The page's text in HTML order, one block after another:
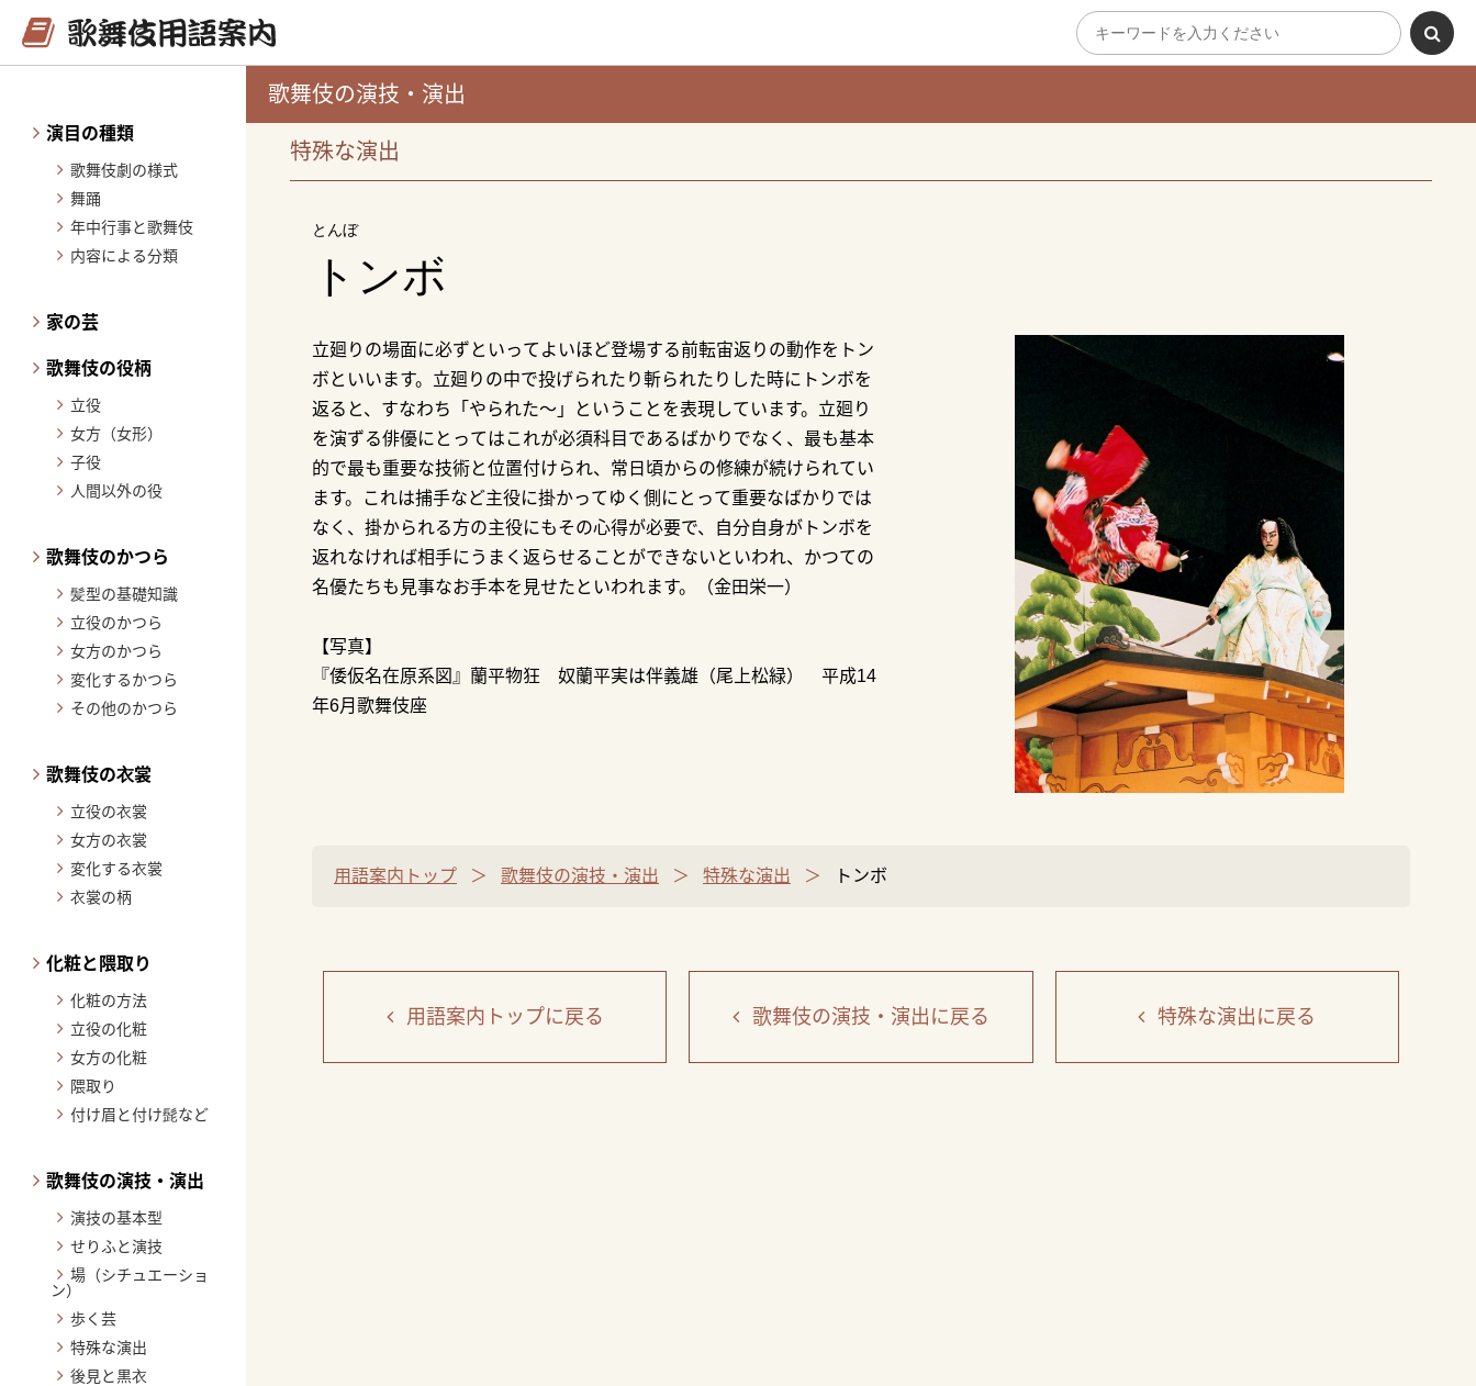
演目の種類
歌舞伎劇の様式
舞踊
年中行事と歌舞伎
内容による分類
家の芸
歌舞伎の役柄
立役
女方（女形）
子役
人間以外の役
歌舞伎のかつら
髪型の基礎知識
立役のかつら
女方のかつら
変化するかつら
その他のかつら
歌舞伎の衣裳
立役の衣裳
女方の衣裳
変化する衣裳
衣裳の柄
化粧と隈取り
化粧の方法
立役の化粧
女方の化粧
隈取り
付け眉と付け髭など
歌舞伎の演技・演出
演技の基本型
せりふと演技
場（シチュエーショ
ン）
歩く芸
特殊な演出
後見と黒衣
歌舞伎の演技・演出
特殊な演出
とんぼ
トンボ
立廻りの場面に必ずといってよいほど登場する前転宙返りの動作をトン
ボといいます。立廻りの中で投げられたり斬られたりした時にトンボを
返ると、すなわち「やられた～」ということを表現しています。立廻り
を演ずる俳優にとってはこれが必須科目であるばかりでなく、最も基本
的で最も重要な技術と位置付けられ、常日頃からの修練が続けられてい
ます。これは捕手など主役に掛かってゆく側にとって重要なばかりでは
なく、掛かられる方の主役にもその心得が必要で、自分自身がトンボを
返れなければ相手にうまく返らせることができないといわれ、かつての
名優たちも見事なお手本を見せたといわれます。（金田栄一）
【写真】
『倭仮名在原系図』蘭平物狂 奴蘭平実は伴義雄（尾上松緑） 平成14
年6月歌舞伎座
用語案内トップ 歌舞伎の演技・演出 特殊な演出 トンボ
用語案内トップに戻る 歌舞伎の演技・演出 に戻る 特殊な演出 に戻る